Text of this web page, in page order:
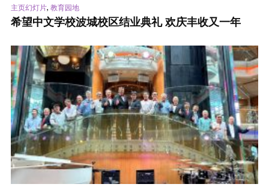
主页幻灯片, 教育园地
希望中文学校波城校区结业典礼 欢庆丰收又一年